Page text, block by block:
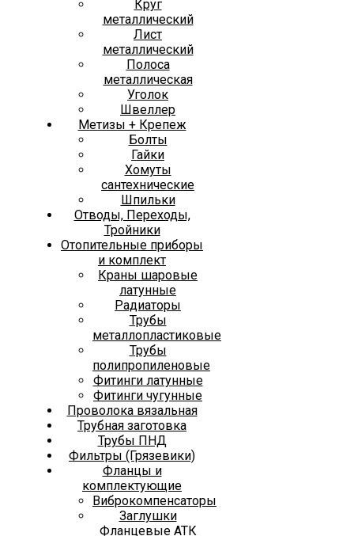
Круг
металлический
Лист
металлический
Полоса
металлическая
Уголок
Швеллер
Метизы + Крепеж
Болты
Гайки
Хомуты
сантехнические
Шпильки
Отводы, Переходы,
Тройники
Отопительные приборы
и комплект
Краны шаровые
латунные
Радиаторы
Трубы
металлопластиковые
Трубы
полипропиленовые
Фитинги латунные
Фитинги чугунные
Проволока вязальная
Трубная заготовка
Трубы ПНД
Фильтры (Грязевики)
Фланцы и
комплектующие
Виброкомпенсаторы
Заглушки
Фланцевые АТК